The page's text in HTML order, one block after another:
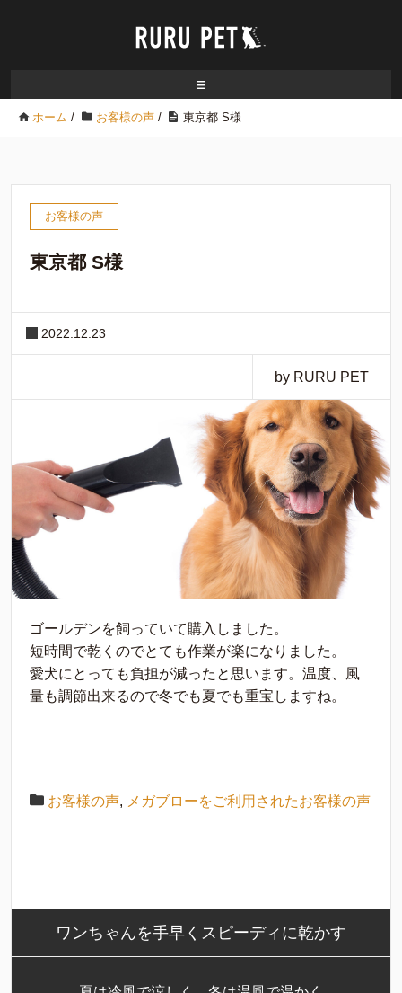
≡
ホーム / お客様の声 / 東京都 S様
お客様の声
東京都 S様
2022.12.23
by RURU PET
ゴールデンを飼っていて購入しました。
短時間で乾くのでとても作業が楽になりました。
愛犬にとっても負担が減ったと思います。温度、風
量も調節出来るので冬でも夏でも重宝しますね。
お客様の声, メガブローをご利用されたお客様の声
ワンちゃんを手早くスピーディに乾かす